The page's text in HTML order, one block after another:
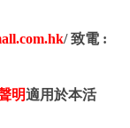
/ 致電 :
明適用於本活